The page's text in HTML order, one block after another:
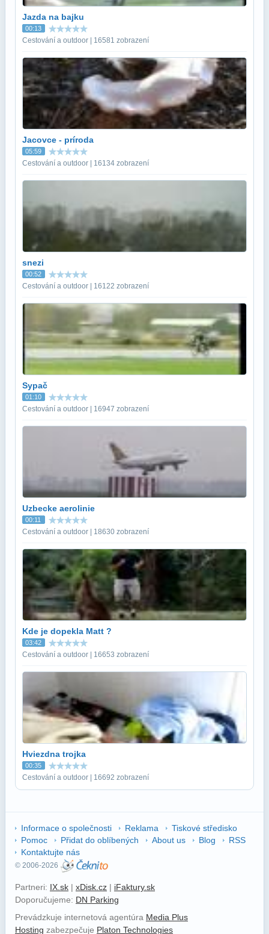
Jazda na bajku
00:13
Cestování a outdoor | 16581 zobrazení
Jacovce - príroda
05:59
Cestování a outdoor | 16134 zobrazení
snezi
00:52
Cestování a outdoor | 16122 zobrazení
Sypač
01:10
Cestování a outdoor | 16947 zobrazení
Uzbecke aerolinie
00:11
Cestování a outdoor | 18630 zobrazení
Kde je dopekla Matt ?
03:42
Cestování a outdoor | 16653 zobrazení
Hviezdna trojka
00:35
Cestování a outdoor | 16692 zobrazení
Informace o společnosti Reklama
Tiskové středisko
Pomoc
Přidat do oblíbených About us Blog
RSS
Kontaktujte nás
© 2006-2026
Partneri: IX.sk | xDisk.cz | iFaktury.sk
Doporučujeme: DN Parking
Prevádzkuje internetová agentúra Media Plus
Hosting zabezpečuje Platon Technologies